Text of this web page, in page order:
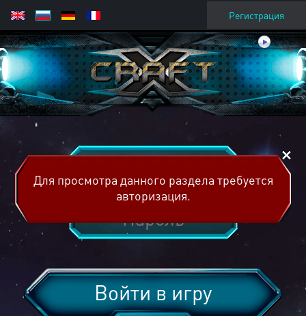
Регистрация
Войти в игру
Для просмотра данного раздела требуется
авторизация.